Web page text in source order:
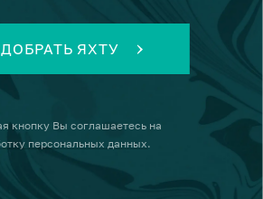
ЯХТУ
кнопку Вы соглашаетесь на
персональных данных.